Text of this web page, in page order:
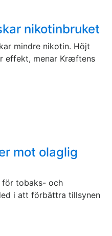
nikotinbruket
mindre nikotin. Höjt
effekt, menar Kræftens
mot olaglig
för tobaks- och
i att förbättra tillsynen